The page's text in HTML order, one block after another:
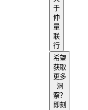
于
仲
量
联
行
希望
获取
更多
洞
察？
即刻